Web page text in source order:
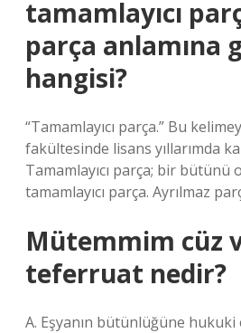
tamamlayıcı
parça anlamına
hangisi?
“Tamamlayıcı parça.” Bu
fakültesinde lisans yıllarımda
Tamamlayıcı parça; bir bütünü
tamamlayıcı parça. Ayrılmaz
Mütemmim cüz
teferruat nedir?
A. Eşyanın bütünlüğüne hukuki